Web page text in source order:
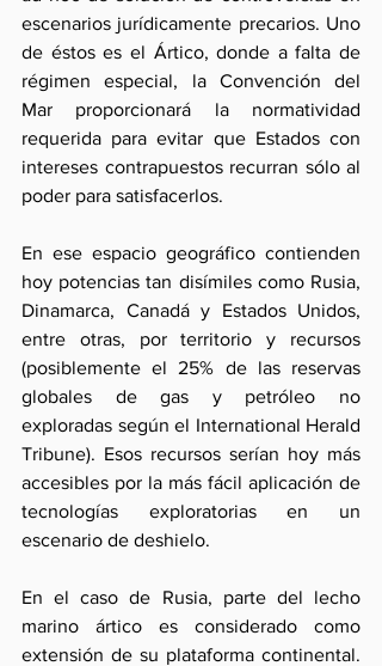
escenarios jurídicamente precarios. Uno
de éstos es el Ártico, donde a falta de
régimen especial, la Convención del
Mar proporcionará la normatividad
requerida para evitar que Estados con
intereses contrapuestos recurran sólo al
poder para satisfacerlos.
En ese espacio geográfico contienden
hoy potencias tan disímiles como Rusia,
Dinamarca, Canadá y Estados Unidos,
entre otras, por territorio y recursos
(posiblemente el 25% de las reservas
globales de gas y petróleo no
exploradas según el International Herald
Tribune). Esos recursos serían hoy más
accesibles por la más fácil aplicación de
tecnologías exploratorias en un
escenario de deshielo.
En el caso de Rusia, parte del lecho
marino ártico es considerado como
extensión de su plataforma continental.